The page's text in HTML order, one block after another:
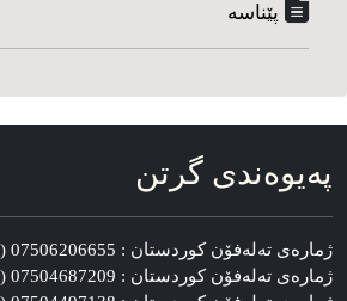
پێناسه‌
په‌یوه‌ندی گرتن
ژماره‌ی ته‌له‌فۆن کوردستان : 07506206655 (00964)
ژماره‌ی ته‌له‌فۆن کوردستان : 07504687209 (00964)